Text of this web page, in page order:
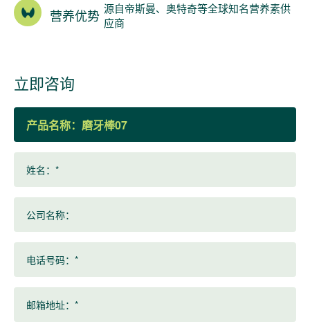
营养优势 源自帝斯曼、奥特奇等全球知名营养素供
应商
立即咨询
产品名称：
姓名：*
公司名称：
电话号码：*
邮箱地址：*